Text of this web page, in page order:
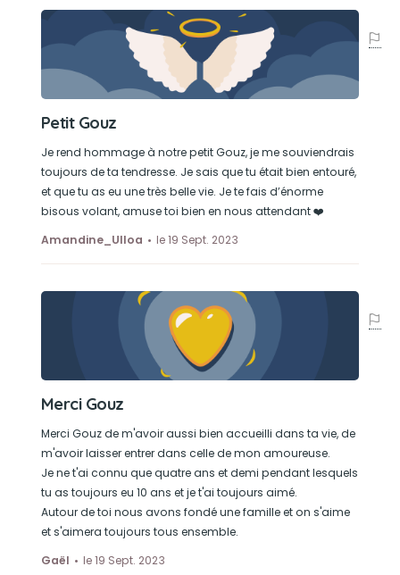
Petit Gouz
Je rend hommage à notre petit Gouz, je me souviendrais
toujours de ta tendresse. Je sais que tu était bien entouré,
et que tu as eu une très belle vie. Je te fais d’énorme
bisous volant, amuse toi bien en nous attendant ❤️
Amandine_Ulloa
le 19 Sept. 2023
Merci Gouz
Merci Gouz de m'avoir aussi bien accueilli dans ta vie, de
m'avoir laisser entrer dans celle de mon amoureuse.
Je ne t'ai connu que quatre ans et demi pendant lesquels
tu as toujours eu 10 ans et je t'ai toujours aimé.
Autour de toi nous avons fondé une famille et on s'aime
et s'aimera toujours tous ensemble.
Gaël
le 19 Sept. 2023